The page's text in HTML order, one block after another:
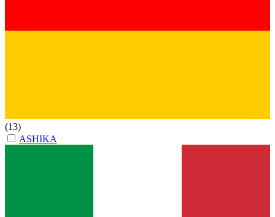
(13)
ASHIKA